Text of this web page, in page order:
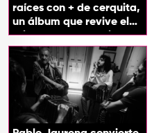
raíces con + de cerquita,
un álbum que revive el
origen de sus canciones